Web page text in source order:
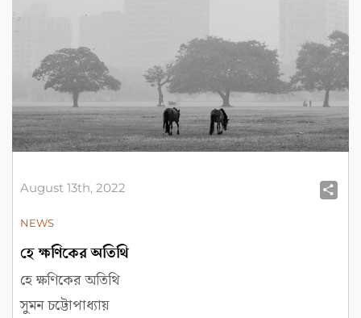
August 13th, 2022
NEWS
হে ক্ষণিকের অতিথি
হে ক্ষণিকের অতিথি
সুমন চট্টোপাধ্যায়